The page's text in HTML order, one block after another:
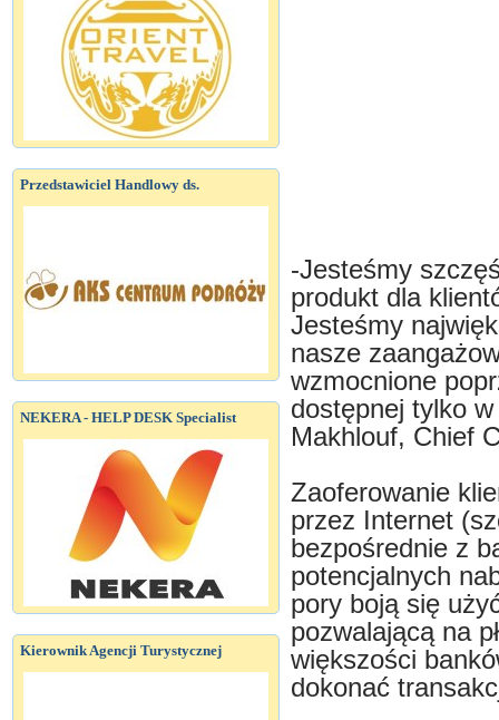
Przedstawiciel Handlowy ds.
NEKERA - HELP DESK Specialist
Kierownik Agencji Turystycznej
-Jesteśmy
produkt dla
Jesteśmy
nasze
wzmocnione
dostępnej tylko
Makhlouf, Chief
Zaoferowanie
przez Internet
bezpośrednie z
potencjalnych
pory boją się
pozwalającą na
większości
dokonać